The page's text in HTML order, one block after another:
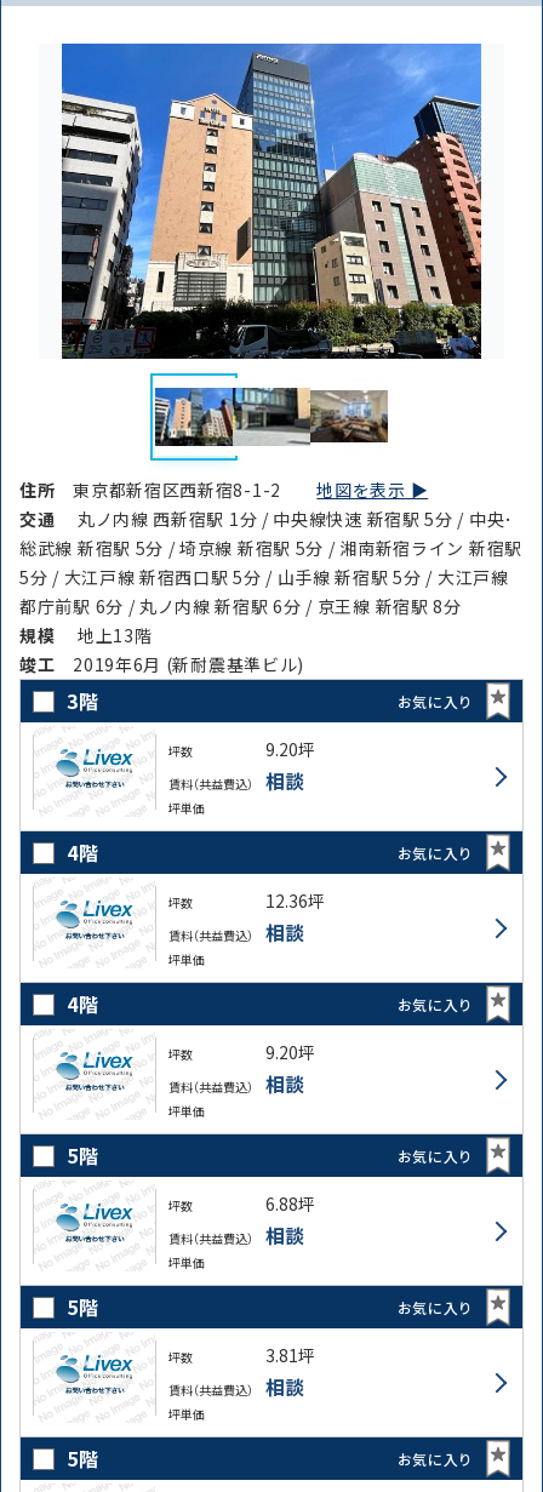
住所東京都新宿区西新宿8-1-2地図を表示 ▶︎
交通
丸ノ内線 西新宿駅 1分 / 中央線快速 新宿駅 5分 / 中央･
総武線 新宿駅 5分 / 埼京線 新宿駅 5分 / 湘南新宿ライン 新宿駅
5分 / 大江戸線 新宿西口駅 5分 / 山手線 新宿駅 5分 / 大江戸線
都庁前駅 6分 / 丸ノ内線 新宿駅 6分 / 京王線 新宿駅 8分
規模
地上13階
竣⼯ 2019年6月 (新耐震基準ビル)
3階 お気に入り
坪数 9.20坪
賃料（共益費込） 相談
坪単価
4階 お気に入り
坪数 12.36坪
賃料（共益費込） 相談
坪単価
4階 お気に入り
坪数 9.20坪
賃料（共益費込） 相談
坪単価
5階 お気に入り
坪数 6.88坪
賃料（共益費込） 相談
坪単価
5階 お気に入り
坪数 3.81坪
賃料（共益費込） 相談
坪単価
5階 お気に入り